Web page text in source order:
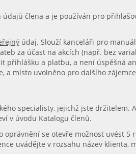
člena a je používán pro
údaj. Slouží kanceláři pro
za účast na akcích (např. bez
přihlášku a platbu, a není úspěšná
a místo uvolněno pro dalšího
specialisty, jejichž jste držitelem.
v úvodu Katalogu členů.
oprávnění se otevře možnost uvést
uvádějte v rozsahu název klienta,